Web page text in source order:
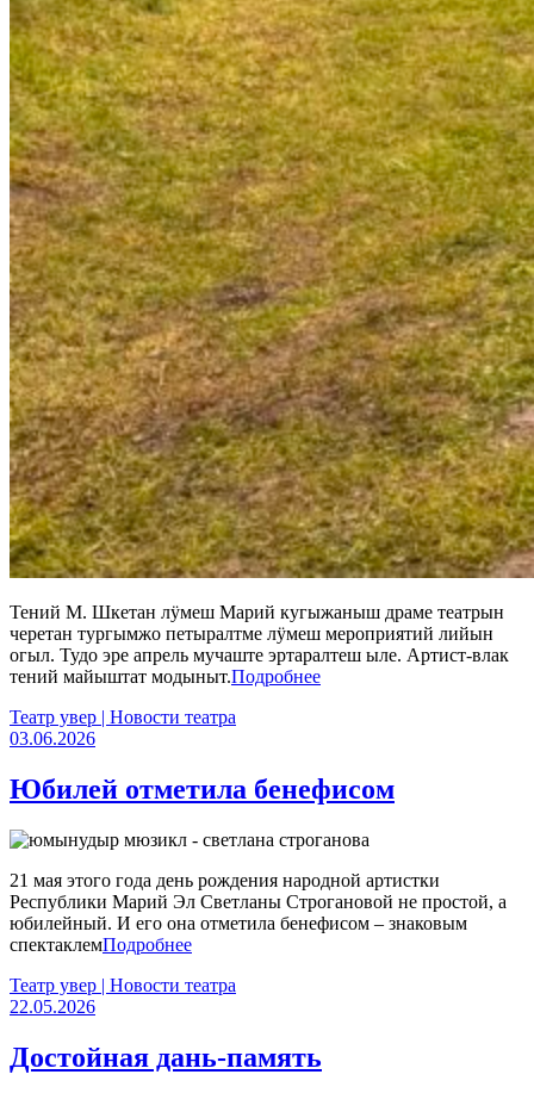
Тений М. Шкетан лӱмеш Марий кугыжаныш драме театрын
черетан тургымжо петыралтме лӱмеш мероприятий лийын
огыл. Тудо эре апрель мучаште эртаралтеш ыле. Артист-влак
тений майыштат модыныт.Подробнее
Театр увер | Новости театра
03.06.2026
Юбилей отметила бенефисом
21 мая этого года день рождения народной артистки
Республики Марий Эл Светланы Строгановой не простой, а
юбилейный. И его она отметила бенефисом – знаковым
спектаклемПодробнее
Театр увер | Новости театра
22.05.2026
Достойная дань-память